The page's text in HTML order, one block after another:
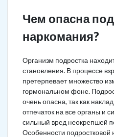
Чем опасна
наркомания?
Организм подростка
становления. В процессе
претерпевает множество
гормональном фоне.
очень опасна, так как
отпечаток на все органы и
сильный вред неокрепшей
Особенности подростковой